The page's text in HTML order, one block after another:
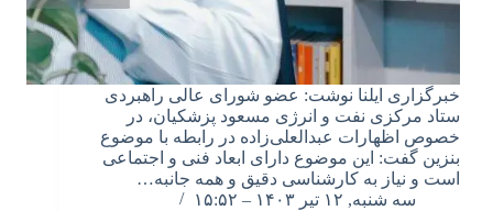
خبرگزاری ایلنا نوشت: عضو شورای عالی راهبردی
ستاد مرکزی نفت و انرژی مسعود پزشکیان، در
خصوص اظهارات عبدالعلی‌زاده در رابطه با موضوع
بنزین گفت: این موضوع دارای ابعاد فنی و اجتماعی
است و نیاز به کارشناسی دقیق و همه جانبه…
سه شنبه, ۱۲ تیر ۱۴۰۳ – ۱۵:۵۲